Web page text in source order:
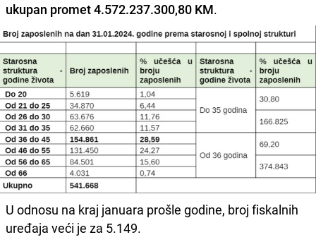
ukupan promet 4.572.237.300,80 KM.
U odnosu na kraj januara prošle godine, broj fiskalnih
uređaja veći je za 5.149.